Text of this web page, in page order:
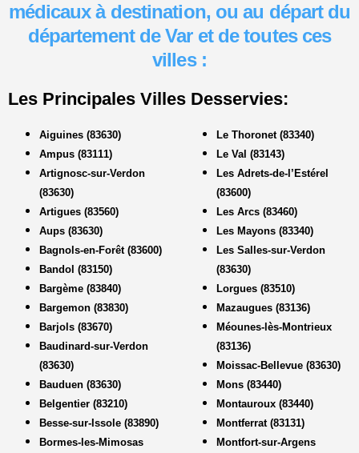
médicaux à destination, ou au départ du
département de Var et de toutes ces
villes :
Les Principales Villes Desservies:
Aiguines (83630)
Ampus (83111)
Artignosc-sur-Verdon
(83630)
Artigues (83560)
Aups (83630)
Bagnols-en-Forêt (83600)
Bandol (83150)
Bargème (83840)
Bargemon (83830)
Barjols (83670)
Baudinard-sur-Verdon
(83630)
Bauduen (83630)
Belgentier (83210)
Besse-sur-Issole (83890)
Bormes-les-Mimosas
Le Thoronet (83340)
Le Val (83143)
Les Adrets-de-l’Estérel
(83600)
Les Arcs (83460)
Les Mayons (83340)
Les Salles-sur-Verdon
(83630)
Lorgues (83510)
Mazaugues (83136)
Méounes-lès-Montrieux
(83136)
Moissac-Bellevue (83630)
Mons (83440)
Montauroux (83440)
Montferrat (83131)
Montfort-sur-Argens